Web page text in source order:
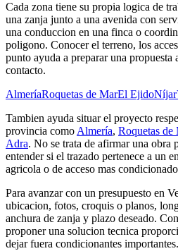
Cada zona tiene su propia logica de
una zanja junto a una avenida con
una conduccion en una finca o
poligono. Conocer el terreno, los
punto ayuda a preparar una propuesta
contacto.
AlmeríaRoquetas de MarEl EjidoNíjar
Tambien ayuda situar el proyecto
provincia comoAlmería, Roquetas de
Adra. No se trata de afirmar una obra
entender si el trazado pertenece a un
agricola o de acceso mas
Para avanzar con un presupuesto en
ubicacion, fotos, croquis o planos,
anchura de zanja y plazo deseado.
proponer una solucion tecnica
dejar fuera condicionantes importantes.